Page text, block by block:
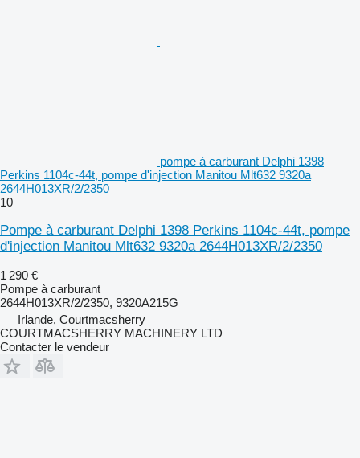
pompe à carburant Delphi 1398
Perkins 1104c-44t, pompe d'injection Manitou Mlt632 9320a
2644H013XR/2/2350
10
Pompe à carburant Delphi 1398 Perkins 1104c-44t, pompe
d'injection Manitou Mlt632 9320a 2644H013XR/2/2350
1 290 €
Pompe à carburant
2644H013XR/2/2350, 9320A215G
Irlande, Courtmacsherry
COURTMACSHERRY MACHINERY LTD
Contacter le vendeur